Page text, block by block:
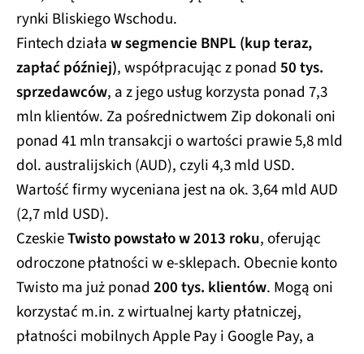
rynki Bliskiego Wschodu.
Fintech działaw segmencie BNPL (kup teraz,
zapłać później), współpracując z ponad 50 tys.
sprzedawców, a z jego usług korzysta ponad 7,3
mln klientów. Za pośrednictwem Zip dokonali oni
ponad 41 mln transakcji o wartości prawie 5,8 mld
dol. australijskich (AUD), czyli 4,3 mld USD.
Wartość firmy wyceniana jest na ok. 3,64 mld AUD
(2,7 mld USD).
CzeskieTwisto powstało w 2013 roku, oferując
odroczone płatności w e-sklepach. Obecnie konto
Twisto ma już ponad 200 tys. klientów. Mogą oni
korzystać m.in. z wirtualnej karty płatniczej,
płatności mobilnych Apple Pay i Google Pay, a